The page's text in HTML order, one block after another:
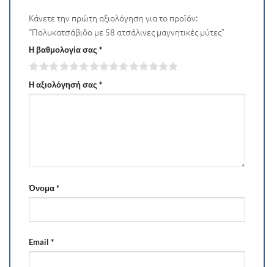
Κάνετε την πρώτη αξιολόγηση για το προϊόν:
“Πολυκατσάβιδο με 58 ατσάλινες μαγνητικές μύτες”
Η βαθμολογία σας *
Η αξιολόγησή σας *
Όνομα*
Email *